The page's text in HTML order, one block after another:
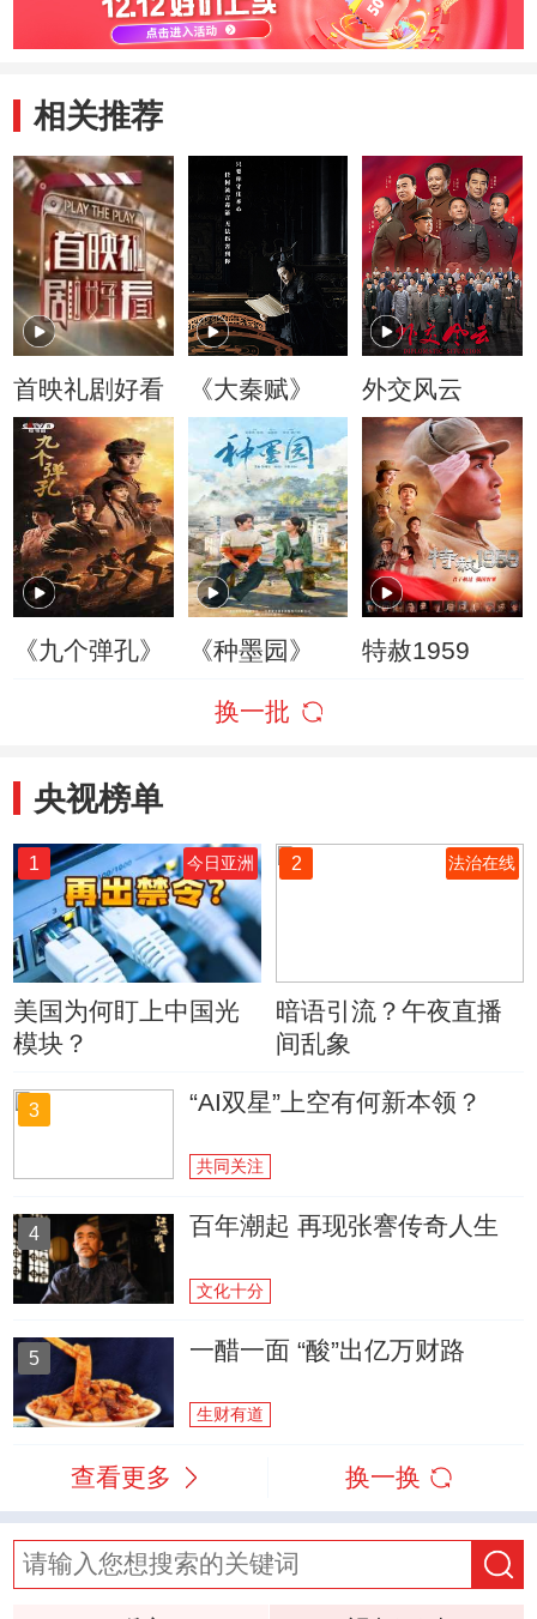
相关推荐
首映礼剧好看 《大秦赋》 外交风云
《九个弹孔》 《种墨园》 特赦1959
换一批
央视榜单
1 今日亚洲
美国为何盯上中国光
模块？
2 法治在线
暗语引流？午夜直播
间乱象
3 “AI双星”上空有何新本领？
共同关注
4 百年潮起 再现张謇传奇人生
文化十分
5 一醋一面 “酸”出亿万财路
生财有道
查看更多 换一换